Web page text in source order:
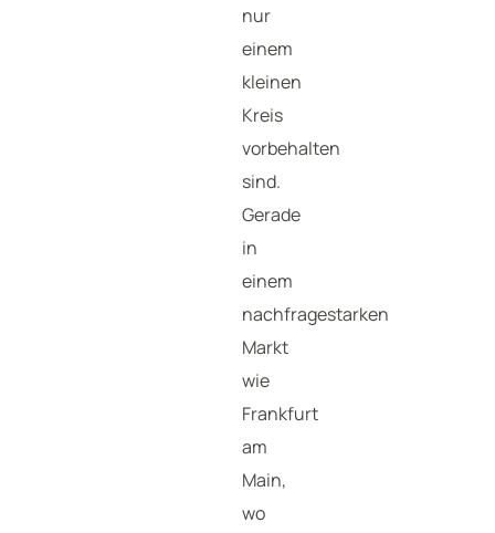
nur
einem
kleinen
Kreis
vorbehalten
sind.
Gerade
in
einem
nachfragestarken
Markt
wie
Frankfurt
am
Main,
wo